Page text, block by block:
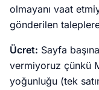
olmayanı vaat
gönderilen
Ücret: Sayfa
vermiyoruz çünkü
yoğunluğu (tek